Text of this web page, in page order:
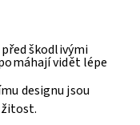
škodlivými
vidět lépe
designu jsou